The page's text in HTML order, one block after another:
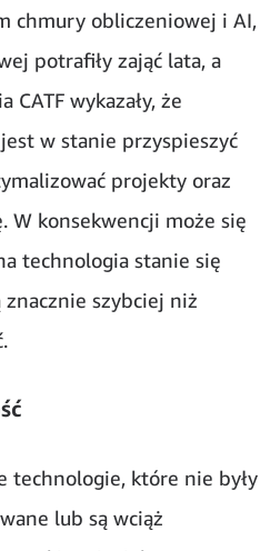
chmury obliczeniowej i AI,
potrafiły zająć lata, a
CATF wykazały, że
w stanie przyspieszyć
projekty oraz
W konsekwencji może się
technologia stanie się
znacznie szybciej niż
technologie, które nie były
lub są wciąż